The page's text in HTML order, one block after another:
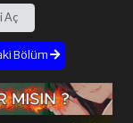
Aç
Bölüm